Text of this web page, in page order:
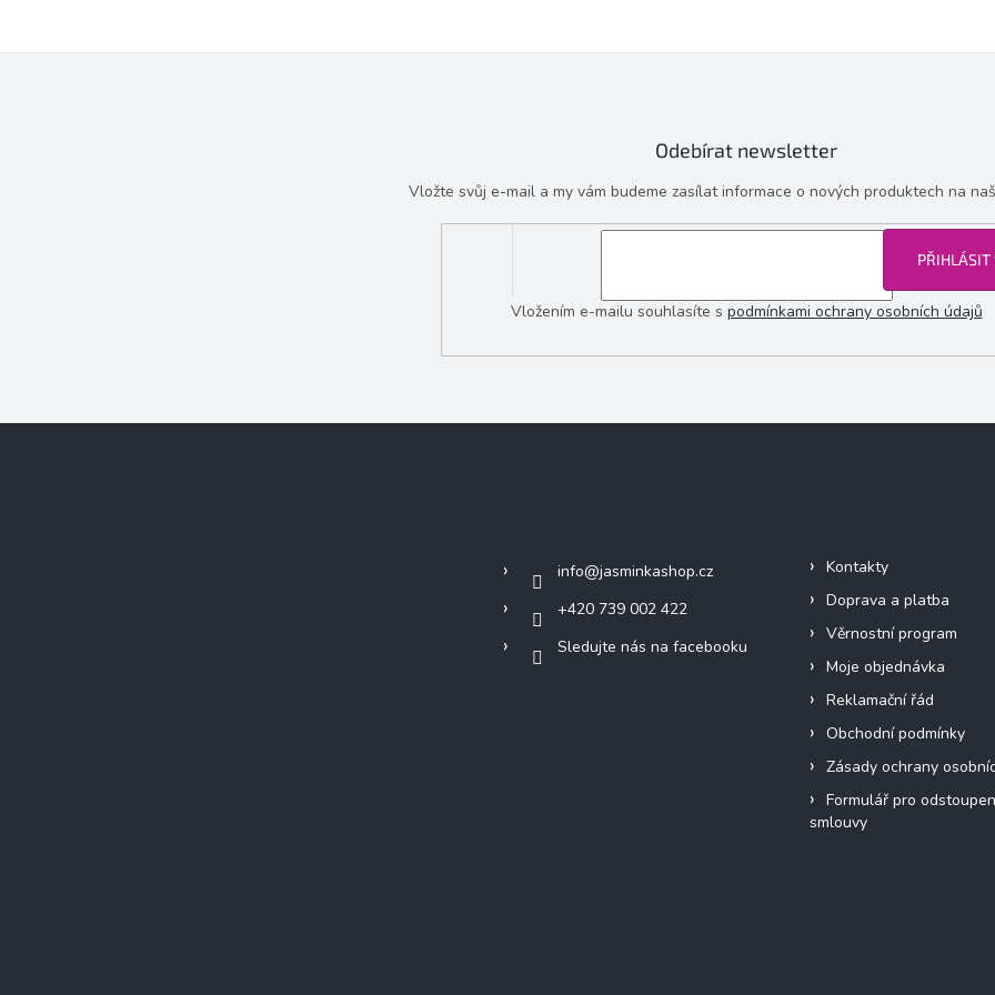
Odebírat newsletter
Vložte svůj e-mail a my vám budeme zasílat informace o nových produktech na
Vložením e-mailu souhlasíte s podmínkami ochrany osobních údajů
PŘIHLÁSIT
info@jasminkashop.cz
+420 739 002 422
Sledujte nás na facebooku
Kontakty
Doprava a platba
Věrnostní program
Moje objednávka
Reklamační řád
Obchodní podmínky
Zásady ochrany
Formulář pro
smlouvy